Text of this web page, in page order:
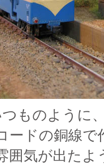
つものように
ードの銅線で
囲気が出たよ